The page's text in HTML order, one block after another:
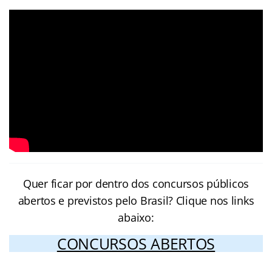
Quer ficar por dentro dos concursos públicos
abertos e previstos pelo Brasil? Clique nos links
abaixo:
CONCURSOS ABERTOS